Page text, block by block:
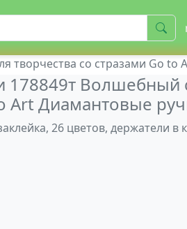
творчества со стразами Go to
178849т Волшебный
Art Диамантовые
26 цветов, держатели в